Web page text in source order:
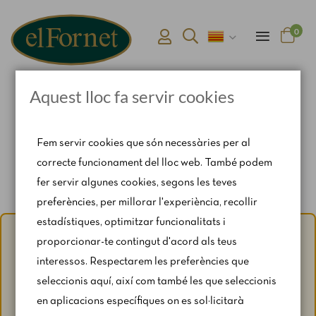
0
Avís d'estiu:
Del 1 al 31 d'agost, amb motiu del període de
vacances, es restringeixen lleugerament els horaris i els
Per a qualsevol consulta, escriu-nos a
Aquest lloc fa servir cookies
Fem servir cookies que són necessàries per al
correcte funcionament del lloc web. També podem
fer servir algunes cookies, segons les teves
preferències, per millorar l'experiència, recollir
estadístiques, optimitzar funcionalitats i
proporcionar-te contingut d'acord als teus
interessos. Respectarem les preferències que
seleccionis aquí, així com també les que seleccionis
en aplicacions específiques on es sol·licitarà